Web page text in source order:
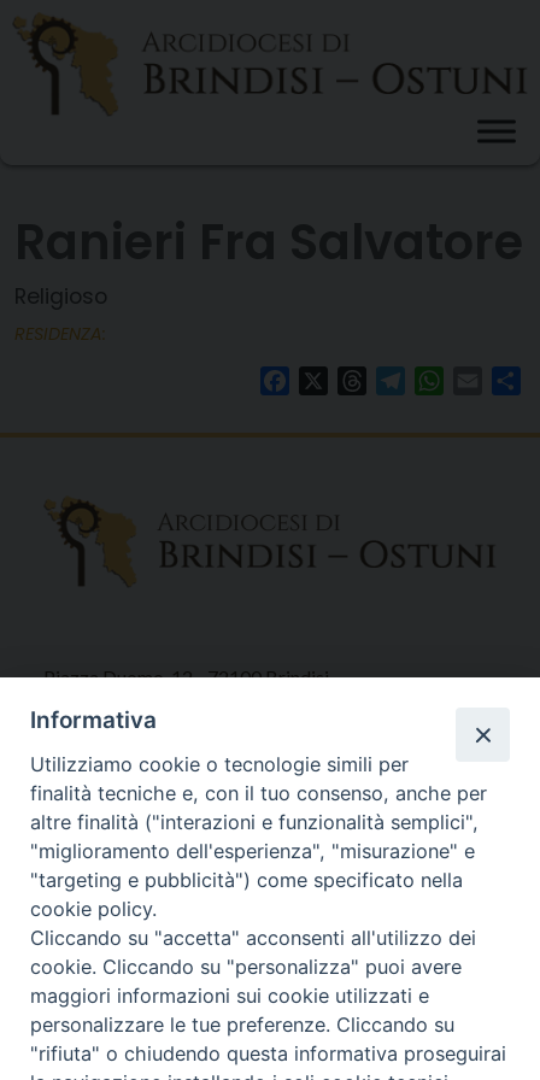
Skip
content
Religioso
RESIDENZA:
FacebookThreadsTelegram Email
Piazza Duomo, 12 - 72100 Brindisi
Tel 0831.521958
Fax 0831.528315
Orari Curia
Mar. / Mer. / Giov. ore 9 - 13
nei mesi estivi solo Martedì ore 9 - 13
WebMail
Informativa
Utilizziamo cookie o tecnologie simili per
finalità tecniche e, con il tuo consenso, anche per
altre finalità ("interazioni e funzionalità semplici",
"miglioramento dell'esperienza", "misurazione" e
"targeting e pubblicità") come specificato nella
cookie policy.
Cliccando su "accetta" acconsenti all'utilizzo dei
cookie. Cliccando su "personalizza" puoi avere
maggiori informazioni sui cookie utilizzati e
personalizzare le tue preferenze. Cliccando su
"rifiuta" o chiudendo questa informativa proseguirai